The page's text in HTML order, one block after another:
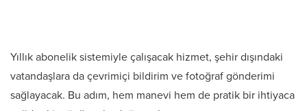
Yıllık abonelik sistemiyle çalışacak hizmet, şehir dışındaki
vatandaşlara da çevrimiçi bildirim ve fotoğraf gönderimi
sağlayacak. Bu adım, hem manevi hem de pratik bir ihtiyaca